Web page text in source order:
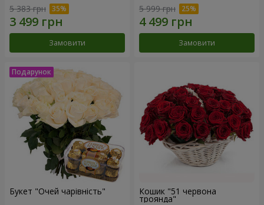
5 383 грн
Замовити
5 999 грн
Замовити
Букет "Очей чарівність" Кошик "51 червона
троянда"